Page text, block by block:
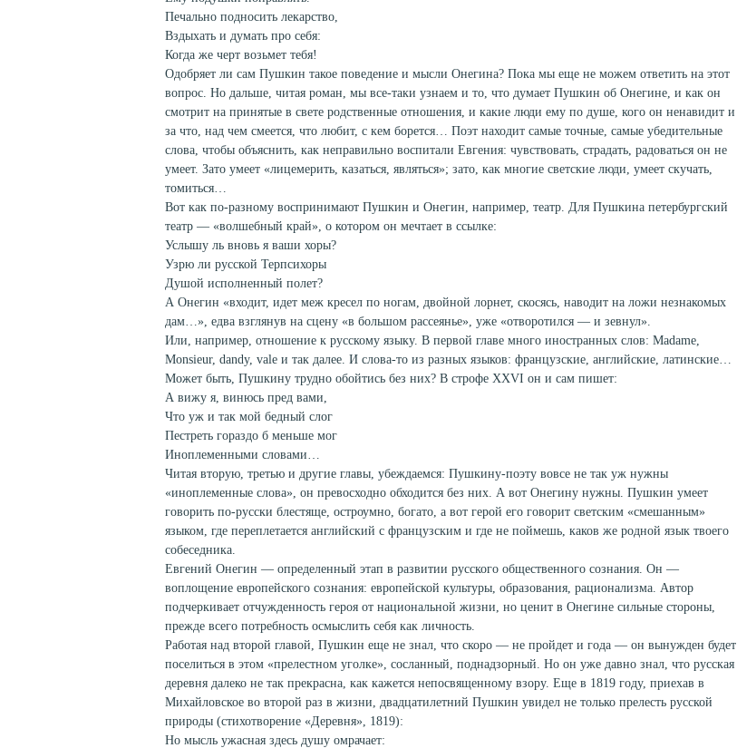
Печально подносить лекарство,
Вздыхать и думать про себя:
Когда же черт возьмет тебя!
Одобряет ли сам Пушкин такое поведение и мысли Онегина? Пока мы еще не можем ответить на этот
вопрос. Но дальше, читая роман, мы все-таки узнаем и то, что думает Пушкин об Онегине, и как он
смотрит на принятые в свете родственные отношения, и какие люди ему по душе, кого он ненавидит и
за что, над чем смеется, что любит, с кем борется… Поэт находит самые точные, самые убедительные
слова, чтобы объяснить, как неправильно воспитали Евгения: чувствовать, страдать, радоваться он не
умеет. Зато умеет «лицемерить, казаться, являться»; зато, как многие светские люди, умеет скучать,
томиться…
Вот как по-разному воспринимают Пушкин и Онегин, например, театр. Для Пушкина петербургский
театр — «волшебный край», о котором он мечтает в ссылке:
Услышу ль вновь я ваши хоры?
Узрю ли русской Терпсихоры
Душой исполненный полет?
А Онегин «входит, идет меж кресел по ногам, двойной лорнет, скосясь, наводит на ложи незнакомых
дам…», едва взглянув на сцену «в большом рассеянье», уже «отворотился — и зевнул».
Или, например, отношение к русскому языку. В первой главе много иностранных слов: Madame,
Monsieur, dandy, vale и так далее. И слова-то из разных языков: французские, английские, латинские…
Может быть, Пушкину трудно обойтись без них? В строфе XXVI он и сам пишет:
А вижу я, винюсь пред вами,
Что уж и так мой бедный слог
Пестреть гораздо б меньше мог
Иноплеменными словами…
Читая вторую, третью и другие главы, убеждаемся: Пушкину-поэту вовсе не так уж нужны
«иноплеменные слова», он превосходно обходится без них. А вот Онегину нужны. Пушкин умеет
говорить по-русски блестяще, остроумно, богато, а вот герой его говорит светским «смешанным»
языком, где переплетается английский с французским и где не поймешь, каков же родной язык твоего
собеседника.
Евгений Онегин — определенный этап в развитии русского общественного сознания. Он —
воплощение европейского сознания: европейской культуры, образования, рационализма. Автор
подчеркивает отчужденность героя от национальной жизни, но ценит в Онегине сильные стороны,
прежде всего потребность осмыслить себя как личность.
Работая над второй главой, Пушкин еще не знал, что скоро — не пройдет и года — он вынужден будет
поселиться в этом «прелестном уголке», сосланный, поднадзорный. Но он уже давно знал, что русская
деревня далеко не так прекрасна, как кажется непосвященному взору. Еще в 1819 году, приехав в
Михайловское во второй раз в жизни, двадцатилетний Пушкин увидел не только прелесть русской
природы (стихотворение «Деревня», 1819):
Но мысль ужасная здесь душу омрачает: